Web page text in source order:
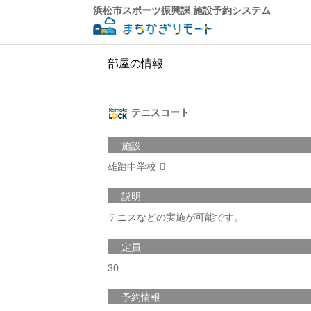
浜松市スポーツ振興課 施設予約システム
部屋の情報
テニスコート
施設
雄踏中学校
説明
テニスなどの実施が可能です。
定員
30
予約情報